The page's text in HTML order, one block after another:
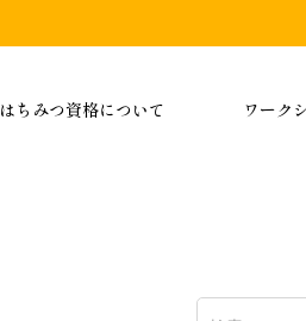
はちみつ資格について ワーク